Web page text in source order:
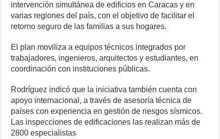
intervención simultánea de edificios en Caracas y en
varias regiones del país, con el objetivo de facilitar el
retorno seguro de las familias a sus hogares.
El plan moviliza a equipos técnicos integrados por
trabajadores, ingenieros, arquitectos y estudiantes, en
coordinación con instituciones públicas.
Rodríguez indicó que la iniciativa también cuenta con
apoyo internacional, a través de asesoría técnica de
países con experiencia en gestión de riesgos sísmicos.
Las inspecciones de edificaciones las realizan más de
2800 especialistas